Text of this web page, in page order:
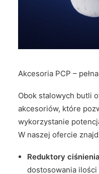
Akcesoria PCP –
Obok stalowych butli
akcesoriów, które
wykorzystanie
W naszej ofercie
Reduktory ciśnienia
dostosowania